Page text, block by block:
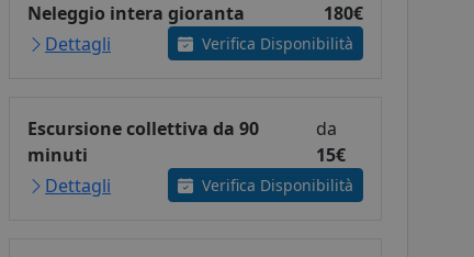
Neleggio intera gioranta
180€
Dettagli
Verifica Disponibilità
Escursione collettiva da 90
minuti
da
15€
Dettagli
Verifica Disponibilità